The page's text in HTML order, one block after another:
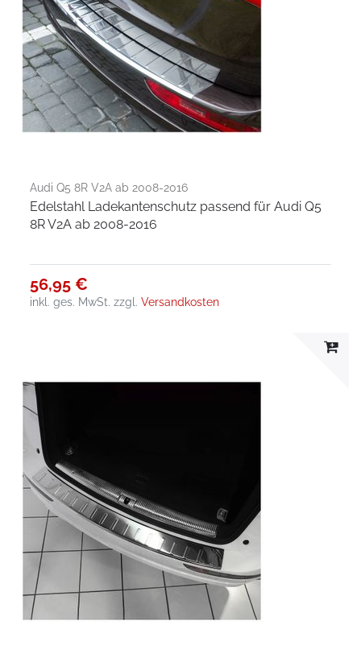
Audi Q5 8R V2A ab 2008-2016
Edelstahl Ladekantenschutz passend für Audi Q5
8R V2A ab 2008-2016
56,95 €
inkl. ges. MwSt. zzgl.Versandkosten